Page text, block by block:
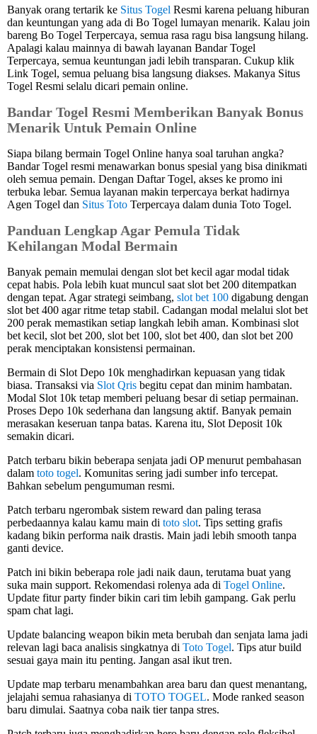
Banyak orang tertarik ke Situs Togel Resmi karena peluang hiburan
dan keuntungan yang ada di Bo Togel lumayan menarik. Kalau join
bareng Bo Togel Terpercaya, semua rasa ragu bisa langsung hilang.
Apalagi kalau mainnya di bawah layanan Bandar Togel
Terpercaya, semua keuntungan jadi lebih transparan. Cukup klik
Link Togel, semua peluang bisa langsung diakses. Makanya Situs
Togel Resmi selalu dicari pemain online.
Bandar Togel Resmi Memberikan Banyak Bonus
Menarik Untuk Pemain Online
Siapa bilang bermain Togel Online hanya soal taruhan angka?
Bandar Togel resmi menawarkan bonus spesial yang bisa dinikmati
oleh semua pemain. Dengan Daftar Togel, akses ke promo ini
terbuka lebar. Semua layanan makin terpercaya berkat hadirnya
Agen Togel dan Situs Toto Terpercaya dalam dunia Toto Togel.
Panduan Lengkap Agar Pemula Tidak
Kehilangan Modal Bermain
Banyak pemain memulai dengan slot bet kecil agar modal tidak
cepat habis. Pola lebih kuat muncul saat slot bet 200 ditempatkan
dengan tepat. Agar strategi seimbang, slot bet 100 digabung dengan
slot bet 400 agar ritme tetap stabil. Cadangan modal melalui slot bet
200 perak memastikan setiap langkah lebih aman. Kombinasi slot
bet kecil, slot bet 200, slot bet 100, slot bet 400, dan slot bet 200
perak menciptakan konsistensi permainan.
Bermain di Slot Depo 10k menghadirkan kepuasan yang tidak
biasa. Transaksi via Slot Qris begitu cepat dan minim hambatan.
Modal Slot 10k tetap memberi peluang besar di setiap permainan.
Proses Depo 10k sederhana dan langsung aktif. Banyak pemain
merasakan keseruan tanpa batas. Karena itu, Slot Deposit 10k
semakin dicari.
Patch terbaru bikin beberapa senjata jadi OP menurut pembahasan
dalam toto togel. Komunitas sering jadi sumber info tercepat.
Bahkan sebelum pengumuman resmi.
Patch terbaru ngerombak sistem reward dan paling terasa
perbedaannya kalau kamu main di toto slot. Tips setting grafis
kadang bikin performa naik drastis. Main jadi lebih smooth tanpa
ganti device.
Patch ini bikin beberapa role jadi naik daun, terutama buat yang
suka main support. Rekomendasi rolenya ada di Togel Online.
Update fitur party finder bikin cari tim lebih gampang. Gak perlu
spam chat lagi.
Update balancing weapon bikin meta berubah dan senjata lama jadi
relevan lagi baca analisis singkatnya di Toto Togel. Tips atur build
sesuai gaya main itu penting. Jangan asal ikut tren.
Update map terbaru menambahkan area baru dan quest menantang,
jelajahi semua rahasianya di TOTO TOGEL. Mode ranked season
baru dimulai. Saatnya coba naik tier tanpa stres.